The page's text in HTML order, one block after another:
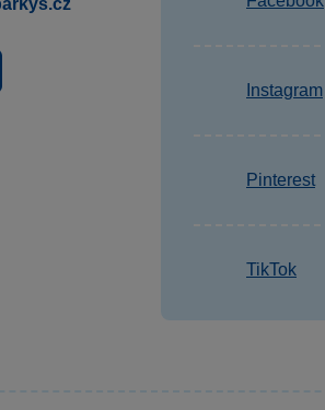
Instagram
Pinterest
TikTok